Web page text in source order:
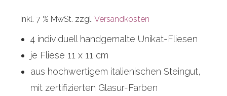
inkl. 7 % MwSt. zzgl. Versandkosten
4 individuell handgemalte Unikat-Fliesen
je Fliese 11 x 11 cm
aus hochwertigem italienischen Steingut,
mit zertifizierten Glasur-Farben